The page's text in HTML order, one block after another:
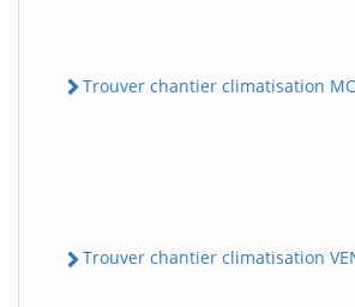
Trouver chantier climatisation
Trouver chantier climatisation